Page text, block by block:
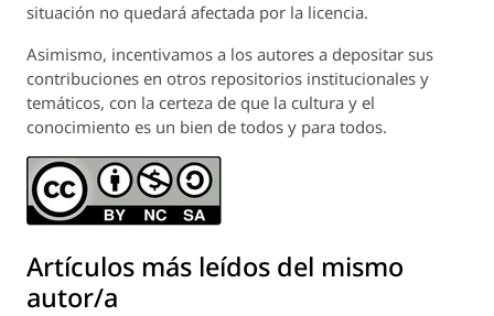
situación no quedará afectada por la licencia.
Asimismo, incentivamos a los autores a depositar sus
contribuciones en otros repositorios institucionales y
temáticos, con la certeza de que la cultura y el
conocimiento es un bien de todos y para todos.
Artículos más leídos del mismo
autor/a